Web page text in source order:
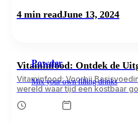
Powder
Mix your own filling drinks
kunnen worden geïntegreerd.
4 min readJune 13, 2024
Vitaminfood: Ontdek de
Vitaminfood: Voorbij
wereld waar tijd een kostbaar
meer mensen naar praktische
maaltijdopties. Vitaminfood